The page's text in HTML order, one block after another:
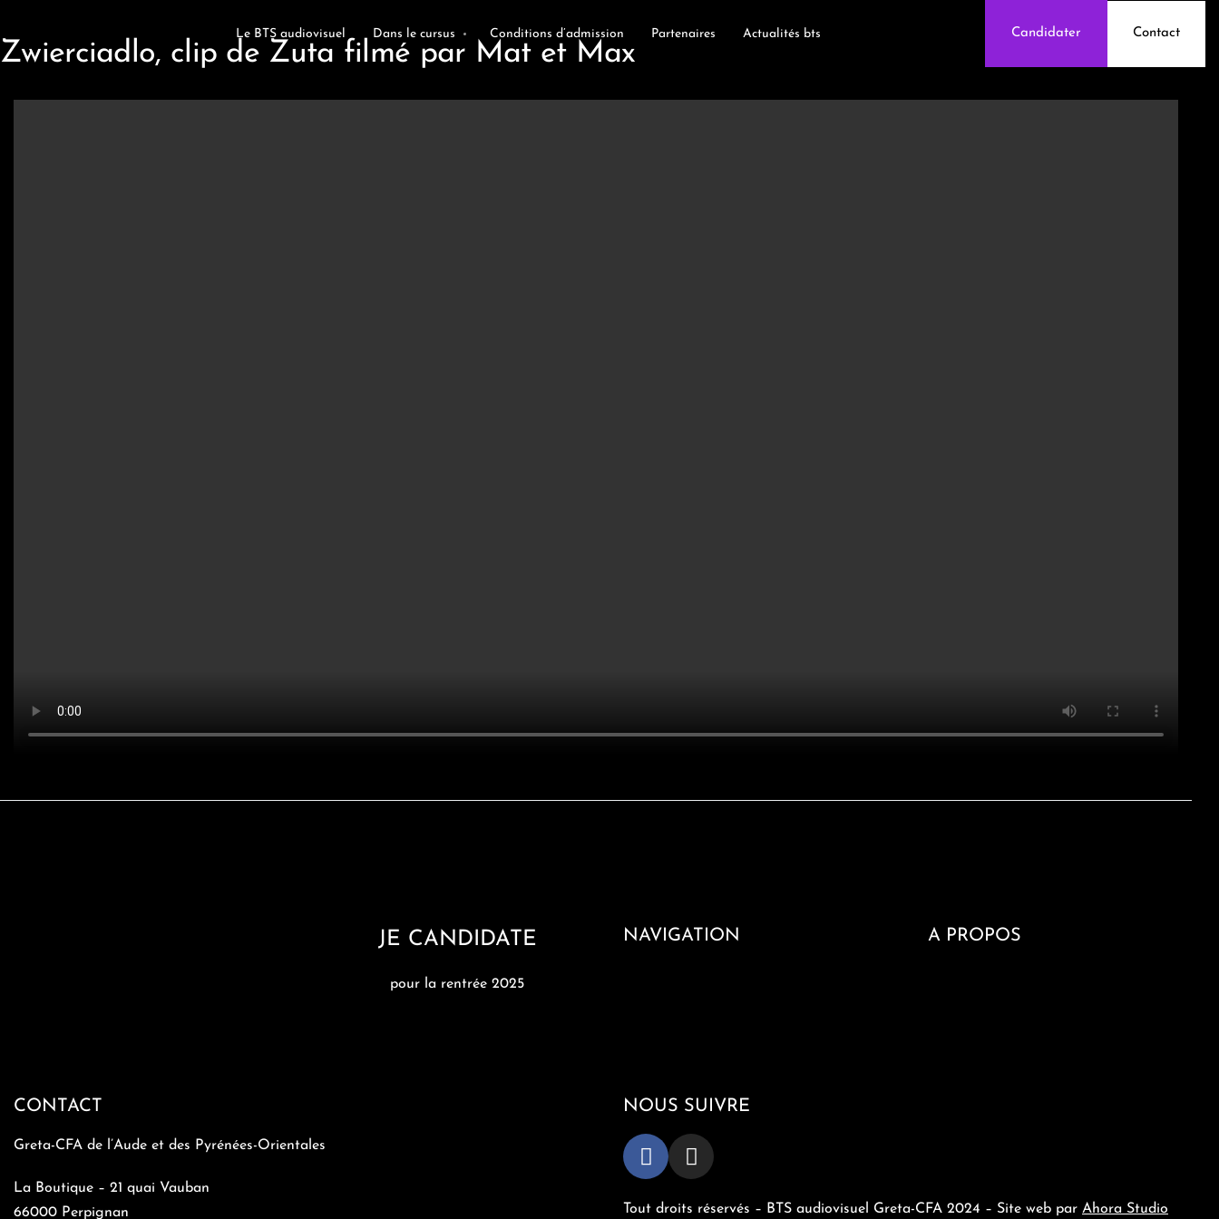
Le BTS audiovisuel Dans le cursus Conditions d’admission Partenaires Actualités bts Candidater Contact
Zwierciadlo, clip de Zuta filmé par Mat et Max
JE CANDIDATE
pour la rentrée 2025
NAVIGATION A PROPOS
CONTACT
Greta-CFA de l’Aude et des Pyrénées-Orientales
La Boutique – 21 quai Vauban
66000 Perpignan
NOUS SUIVRE
Tout droits réservés – BTS audiovisuel Greta-CFA 2024 – Site web par Ahora Studio